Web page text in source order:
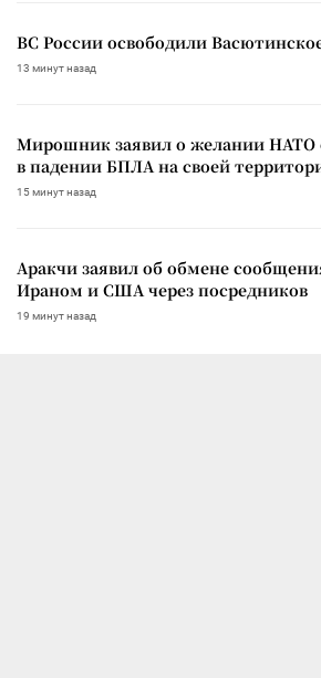
ВС России освободили
13 минут назад
Мирошник заявил о желании НАТО
в падении БПЛА на своей
15 минут назад
Аракчи заявил об обмене
Ираном и США через посредников
19 минут назад